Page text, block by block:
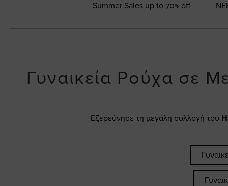
Summer Sales up to 70% off
Γυναικεία Ρούχα σε
Εξερεύνησε τη μεγάλη συλλογή του